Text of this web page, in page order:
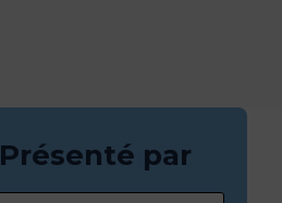
Présenté par